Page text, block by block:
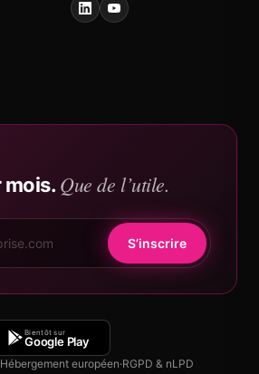
mois. Que de l’utile.
S’inscrire
Bientôt sur
Google Play
Hébergement européen·RGPD & nLPD